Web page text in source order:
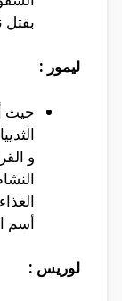
بقتل
ليمور :
حيث
و
أسم
لوريس :